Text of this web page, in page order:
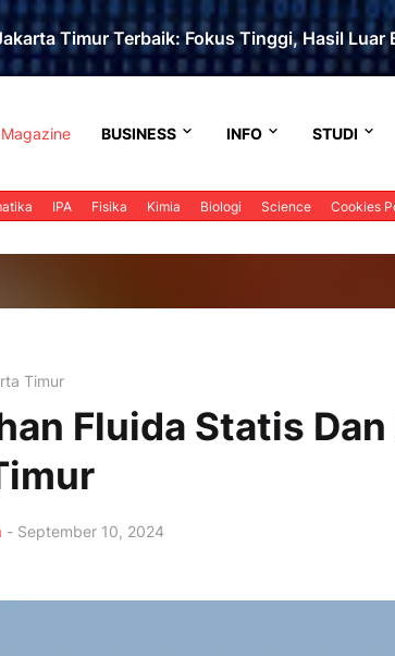
Timur Terbaik: Fokus Tinggi, Hasil Luar
BUSINESS INFO STUDI
IPA Fisika Kimia Biologi Science Cookies
Timur
Fluida Statis
- September 10, 2024